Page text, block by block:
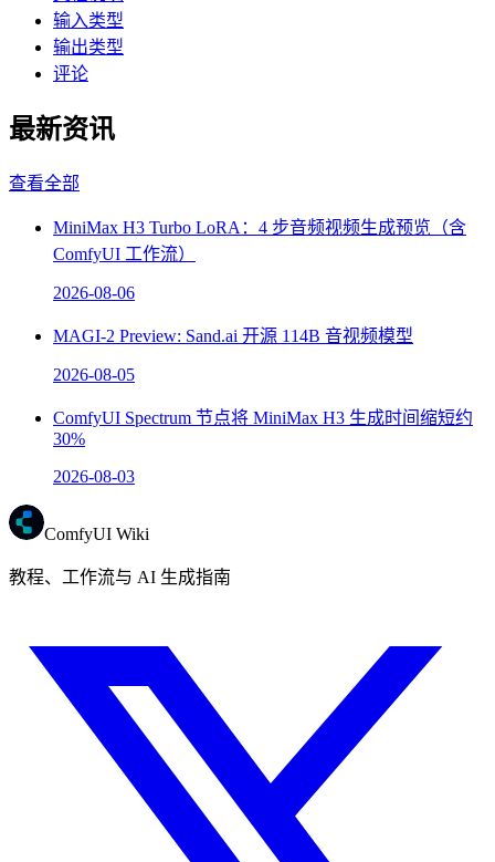
输入类型
输出类型
评论
最新资讯
查看全部
MiniMax H3 Turbo LoRA：4 步音频视频生成预览（含
ComfyUI 工作流）
2026-08-06
MAGI-2 Preview: Sand.ai 开源 114B 音视频模型
2026-08-05
ComfyUI Spectrum 节点将 MiniMax H3 生成时间缩短约
30%
2026-08-03
ComfyUI Wiki
教程、工作流与 AI 生成指南